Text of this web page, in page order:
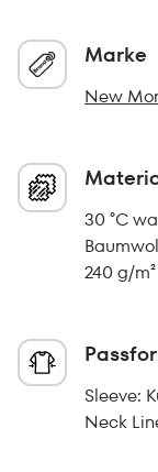
Marke
New
30 °C
240 g/m²
Sleeve:
Neck